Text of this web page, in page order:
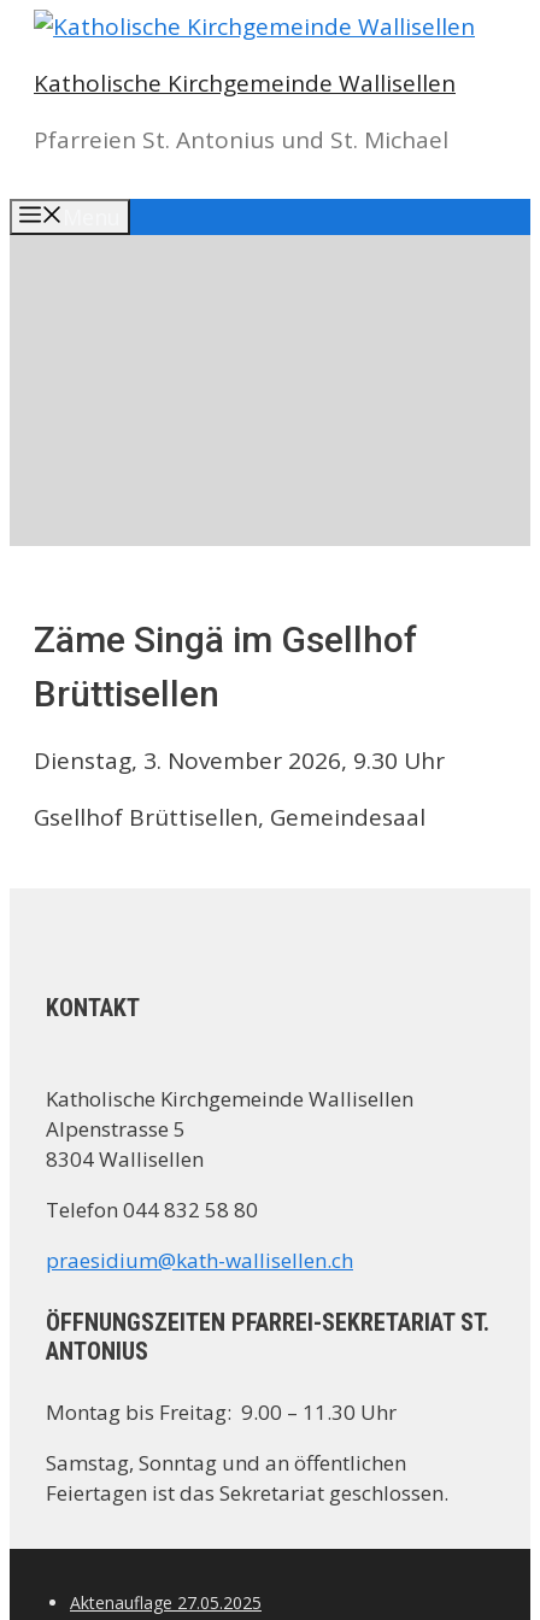
Springe
Inhalt
Katholische Kirchgemeinde Wallisellen
Pfarreien St. Antonius und St. Michael
Zäme Singä im Gsellhof
Brüttisellen
Dienstag, 3. November 2026, 9.30 Uhr
Gsellhof Brüttisellen, Gemeindesaal
KONTAKT
Katholische Kirchgemeinde Wallisellen
Alpenstrasse 5
8304 Wallisellen
Telefon 044 832 58 80
praesidium@kath-wallisellen.ch
ÖFFNUNGSZEITEN PFARREI-SEKRETARIAT ST.
ANTONIUS
Montag bis Freitag: 9.00 – 11.30 Uhr
Samstag, Sonntag und an öffentlichen
Feiertagen ist das Sekretariat geschlossen.
Aktenauflage 27.05.2025